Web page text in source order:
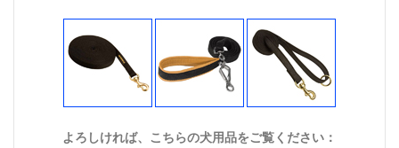
よろしければ、こちらの犬用品をご覧ください：